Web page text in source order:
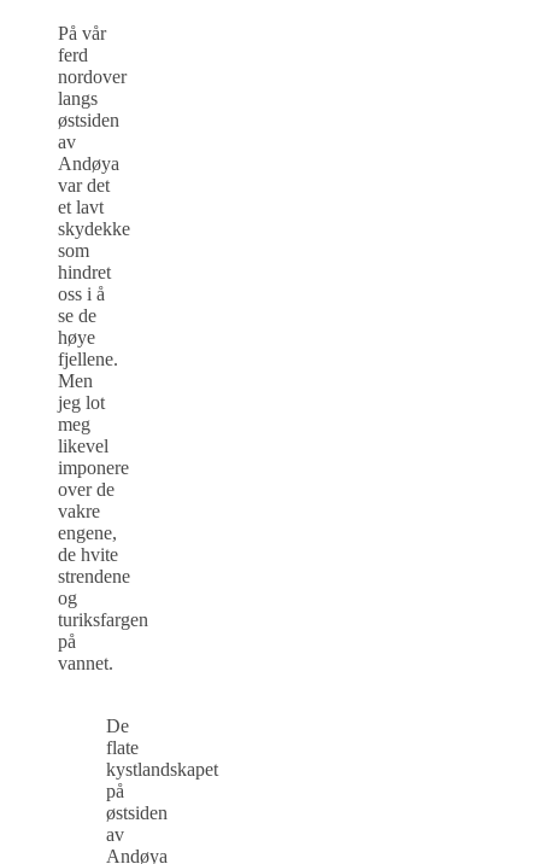
På vår
ferd
nordover
langs
østsiden
av
Andøya
var det
et lavt
skydekke
som
hindret
oss i å
se de
høye
fjellene.
Men
jeg lot
meg
likevel
imponere
over de
vakre
engene,
de hvite
strendene
og
turiksfargen
på
vannet.
De
flate
kystlandskapet
på
østsiden
av
Andøya